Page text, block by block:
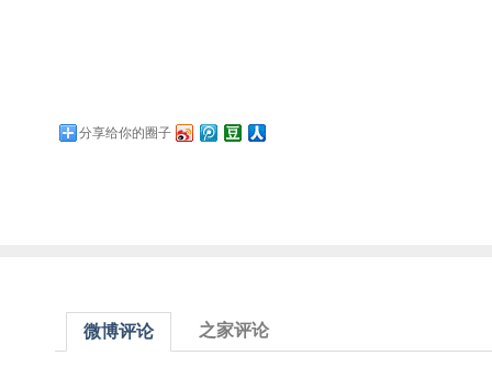
分享给你的圈子
微博评论 之家评论